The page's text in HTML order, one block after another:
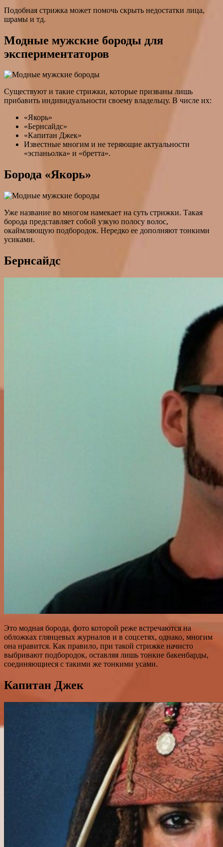
Подобная стрижка может помочь скрыть недостатки лица,
шрамы и тд.
Модные мужские бороды для
экспериментаторов
Существуют и такие стрижки, которые призваны лишь
прибавить индивидуальности своему владельцу. В числе их:
«Якорь»
«Бернсайдс»
«Капитан Джек»
Известные многим и не теряющие актуальности
«эспаньолка» и «бретта».
Борода «Якорь»
Уже название во многом намекает на суть стрижки. Такая
борода представляет собой узкую полосу волос,
окаймляющую подбородок. Нередко ее дополняют тонкими
усиками.
Бернсайдс
Это модная борода, фото которой реже встречаются на
обложках глянцевых журналов и в соцсетях, однако, многим
она нравится. Как правило, при такой стрижке начисто
выбривают подбородок, оставляя лишь тонкие бакенбарды,
соединяющиеся с такими же тонкими усами.
Капитан Джек